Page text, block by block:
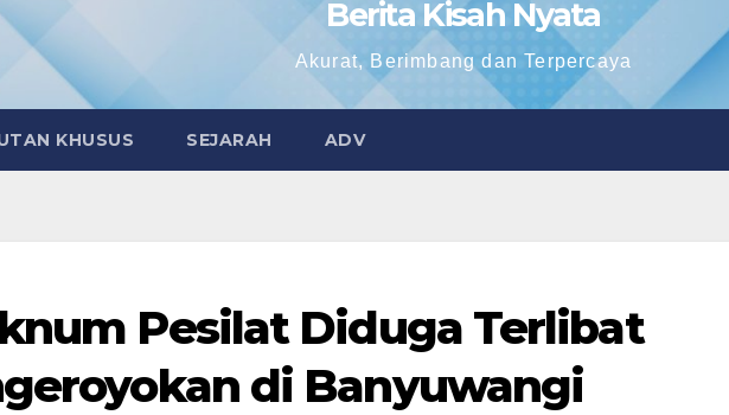
Berita Kisah Nyata
Akurat, Berimbang dan Terpercaya
KHUSUS SEJARAH ADV
Pesilat Diduga Terlibat
di Banyuwangi